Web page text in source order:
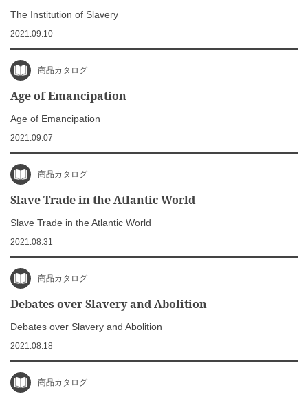
The Institution of Slavery
2021.09.10
商品カタログ
Age of Emancipation
Age of Emancipation
2021.09.07
商品カタログ
Slave Trade in the Atlantic World
Slave Trade in the Atlantic World
2021.08.31
商品カタログ
Debates over Slavery and Abolition
Debates over Slavery and Abolition
2021.08.18
商品カタログ